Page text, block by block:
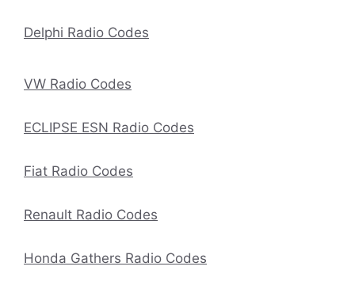
Delphi Radio Codes
VW Radio Codes
ECLIPSE ESN Radio Codes
Fiat Radio Codes
Renault Radio Codes
Honda Gathers Radio Codes